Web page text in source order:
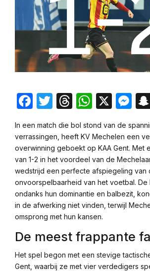
Facebook
Twitter
Threads
X
In een match die bol stond van de
verrassingen, heeft KV Mechelen een
overwinning geboekt op KAA Gent. Met
van 1-2 in het voordeel van de
wedstrijd een perfecte afspiegeling van
onvoorspelbaarheid van het voetbal. De
ondanks hun dominantie en balbezit,
in de afwerking niet vinden, terwijl
omsprong met hun kansen.
De meest frappante
Het spel begon met een stevige
Gent, waarbij ze met vier verdedigers